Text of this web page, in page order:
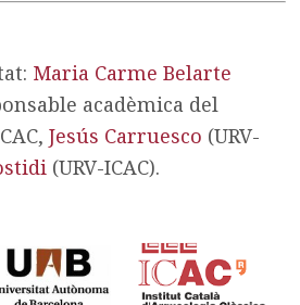
Maria Carme Belarte
acadèmica del
Jesús Carruesco (URV-
(URV-ICAC).